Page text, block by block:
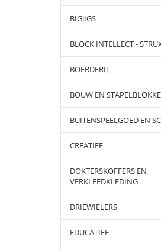
BIGJIGS
BLOCK INTELLECT -
BOERDERIJ
BOUW EN
BUITENSPEELGOED EN
CREATIEF
DOKTERSKOFFERS EN
VERKLEEDKLEDING
DRIEWIELERS
EDUCATIEF